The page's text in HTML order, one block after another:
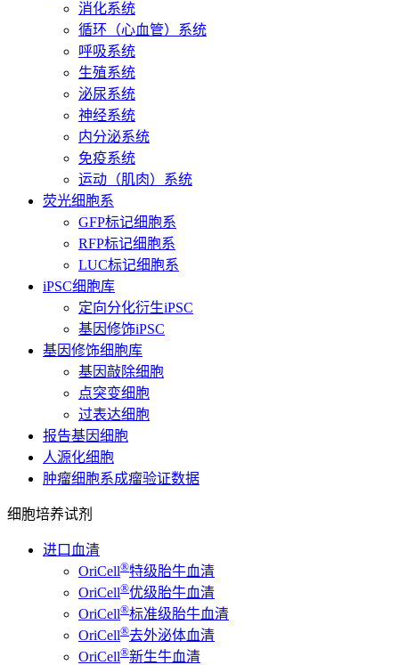
消化系统
循环（心血管）系统
呼吸系统
生殖系统
泌尿系统
神经系统
内分泌系统
免疫系统
运动（肌肉）系统
荧光细胞系
GFP标记细胞系
RFP标记细胞系
LUC标记细胞系
iPSC细胞库
定向分化衍生iPSC
基因修饰iPSC
基因修饰细胞库
基因敲除细胞
点突变细胞
过表达细胞
报告基因细胞
人源化细胞
肿瘤细胞系成瘤验证数据
细胞培养试剂
进口血清
OriCell®特级胎牛血清
OriCell®优级胎牛血清
OriCell®标准级胎牛血清
OriCell®去外泌体血清
OriCell®新生牛血清